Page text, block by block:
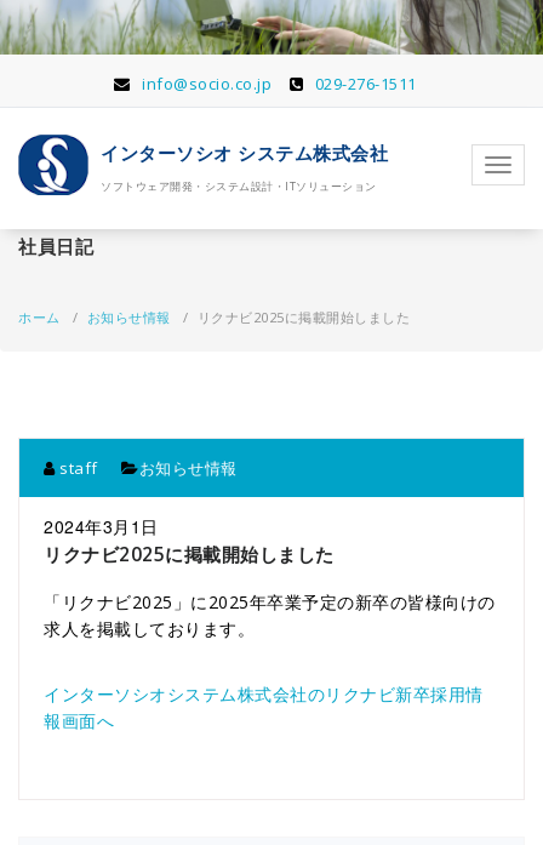
コ
ン
テ
ツ
info@socio.co.jp 029-276-1511
インターソシオ システム株式会社
ソフトウェア開発・システム設計・ITソリューション
ナ
ビ
社員日記
ホーム / お知らせ情報 / リクナビ2025に掲載開始しました
staff お知らせ情報
2024年3月1日
リクナビ2025に掲載開始しました
「リクナビ2025」に2025年卒業予定の新卒の皆様向けの
求人を掲載しております。
インターソシオシステム株式会社のリクナビ新卒採用情
報画面へ